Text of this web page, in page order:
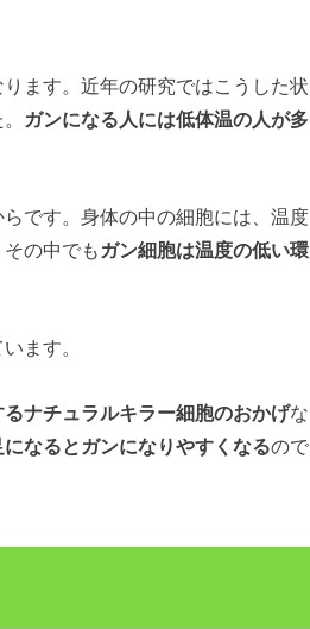
ます。近年の研究ではこうした状
ガンになる人には低体温の人が多
です。身体の中の細胞には、温度
の中でも ガン細胞は温度の低い環
ます。
ナチュラルキラー細胞のおかげな
になると ガンになりやすくなるので